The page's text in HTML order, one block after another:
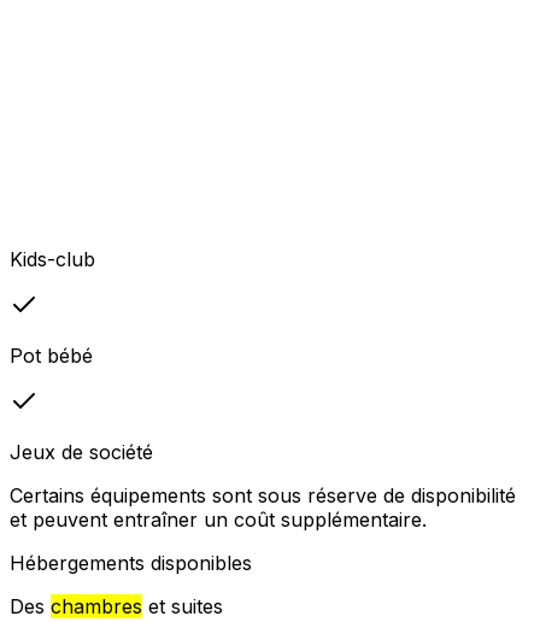
Kids-club
Pot bébé
Jeux de société
Certains équipements sont sous réserve de disponibilité
et peuvent entraîner un coût supplémentaire.
Hébergements disponibles
Des chambres et suites